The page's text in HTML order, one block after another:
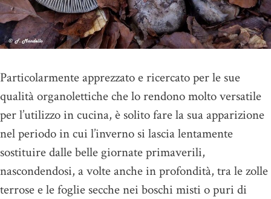
Particolarmente apprezzato e ricercato per le sue
qualità organolettiche che lo rendono molto versatile
per l’utilizzo in cucina, è solito fare la sua apparizione
nel periodo in cui l’inverno si lascia lentamente
sostituire dalle belle giornate primaverili,
nascondendosi, a volte anche in profondità, tra le zolle
terrose e le foglie secche nei boschi misti o puri di